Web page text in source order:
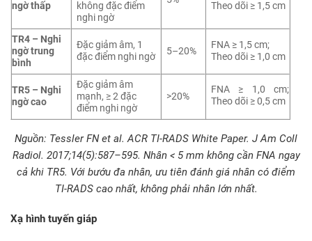
ngờ thấp
không đặc điểm
nghi ngờ
Theo dõi ≥ 1,5 cm
TR4 – Nghi
ngờ trung
bình
Đặc giảm âm, 1
đặc điểm nghi ngờ
5–20%
FNA ≥ 1,5 cm;
Theo dõi ≥ 1,0 cm
TR5 – Nghi
ngờ cao
Đặc giảm âm
mạnh, ≥ 2 đặc
điểm nghi ngờ
>20%
FNA ≥ 1,0 cm;
Theo dõi ≥ 0,5 cm
Nguồn: Tessler FN et al. ACR TI-RADS White Paper. J Am Coll
Radiol. 2017;14(5):587–595. Nhân < 5 mm không cần FNA ngay
cả khi TR5. Với bướu đa nhân, ưu tiên đánh giá nhân có điểm
TI-RADS cao nhất, không phải nhân lớn nhất.
Xạ hình tuyến giáp